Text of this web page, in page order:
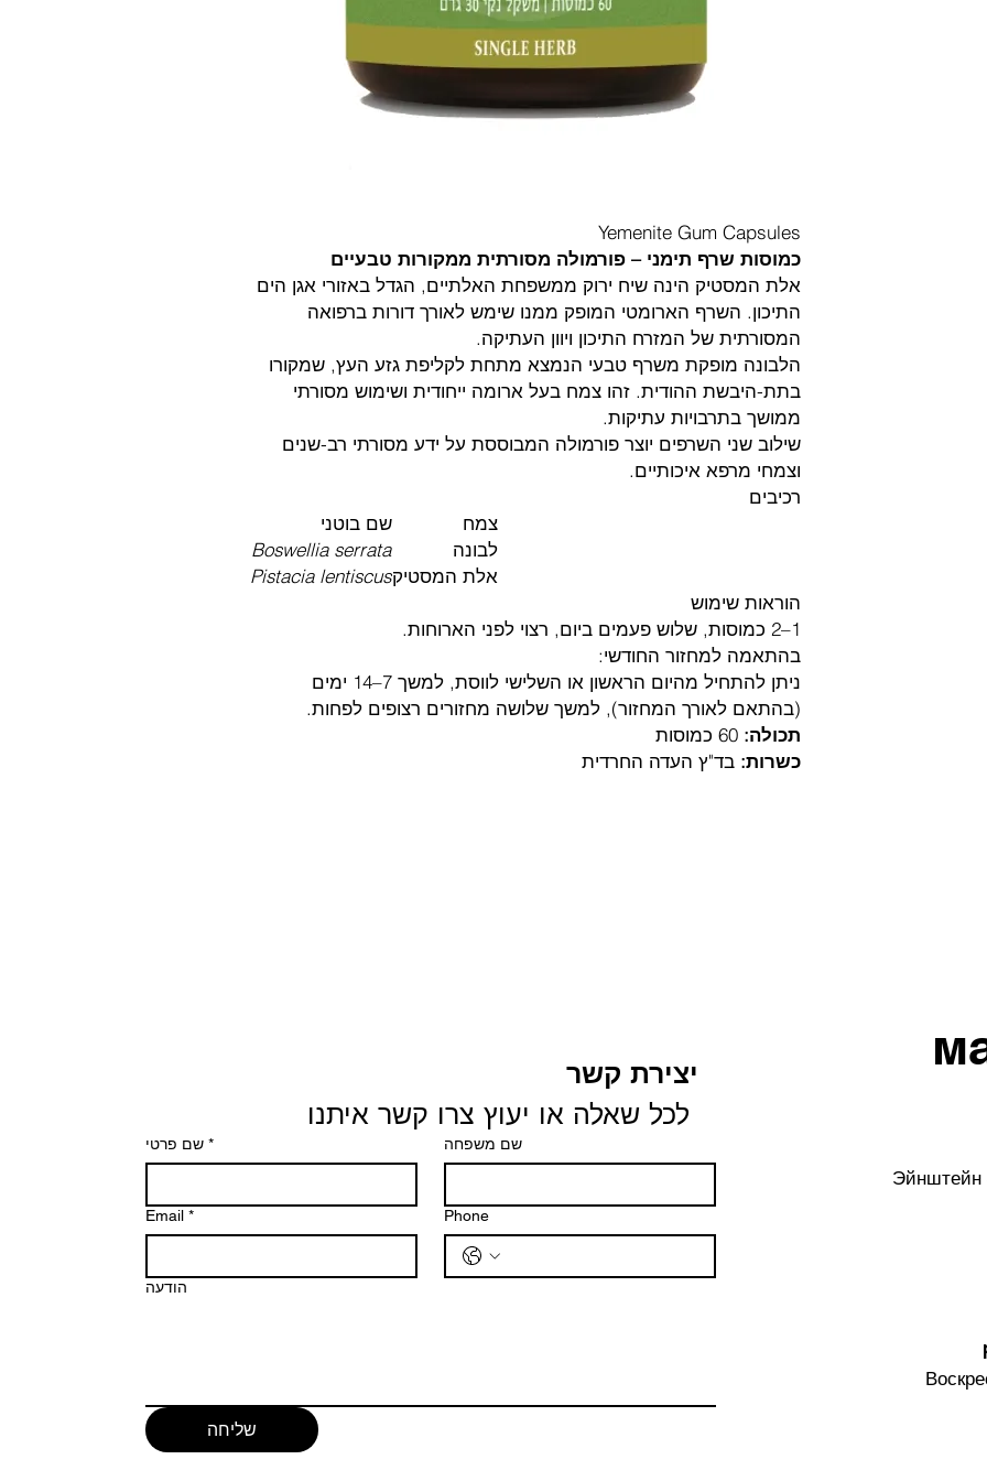
Yemenite Gum Capsules
כמוסות שרף תימני – פורמולה מסורתית ממקורות טבעיים
אלת המסטיק הינה שיח ירוק ממשפחת האלתיים, הגדל באזורי אגן הים
התיכון. השרף הארומטי המופק ממנו שימש לאורך דורות ברפואה
המסורתית של המזרח התיכון ויוון העתיקה.
הלבונה מופקת משרף טבעי הנמצא מתחת לקליפת גזע העץ, שמקורו
בתת-היבשת ההודית. זהו צמח בעל ארומה ייחודית ושימוש מסורתי
ממושך בתרבויות עתיקות.
שילוב שני השרפים יוצר פורמולה המבוססת על ידע מסורתי רב-שנים
וצמחי מרפא איכותיים.
רכיבים
צמח
שם בוטני
לבונה
Boswellia serrata
אלת המסטיקPistacia lentiscus
הוראות שימוש
1–2 כמוסות, שלוש פעמים ביום, רצוי לפני הארוחות.
בהתאמה למחזור החודשי:
ניתן להתחיל מהיום הראשון או השלישי לווסת, למשך 7–14 ימים
(בהתאם לאורך המחזור), למשך שלושה מחזורים רצופים לפחות.
תכולה:
כשרות: בד"ץ העדה החרדית
יצירת קשר
לכל שאלה או יעוץ צרו קשר איתנו
שם פרטי * שם משפחה
Email * Phone
הודעה
שליחה
Эйнштейн